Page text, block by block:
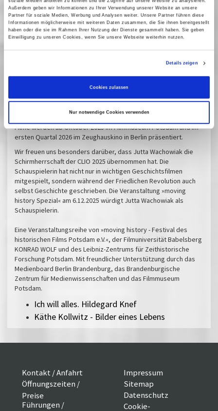
Außerdem geben wir Informationen zu Ihrer Verwendung unserer Website an unsere
Partner für soziale Medien, Werbung und Analysen weiter. Unsere Partner führen diese
Informationen möglicherweise mit weiteren Daten zusammen, die Sie ihnen bereitgestellt
haben oder die sie im Rahmen Ihrer Nutzung der Dienste gesammelt haben. Sie geben
Einwilligung zu unseren Cookies, wenn Sie unsere Webseite weiterhin nutzen.
Details zeigen
Cookies zulassen
Nur notwendige Cookies verwenden
Moving History - Festival des
historischen Films Potsdam
Zum achten Mal vergibt der Verein »moving history - Festival des
historischen Films Potsdam« die CLIO für einen aktuellen Film,
der sich auf besonders gelungene Weise mit einem historischen
Thema befasst.
ist Stifterin des mit 5.000 dotierten Preises. Die nominierten
Filme werden ab Oktober 2025 im Filmmuseum Potsdam und im
ersten Quartal 2026 im Zeughauskino in Berlin präsentiert.
Wir freuen uns besonders darüber, dass Jutta Wachowiak die
Schirmherrschaft der CLIO 2025 übernommen hat. Die
Schauspielerin hat nicht nur in wichtigen Geschichtsfilmen
mitgespielt, sondern während der Friedlichen Revolution auch
selbst Geschichte geschrieben. Die Veranstaltung »moving
history Spezial« am 6.12.2025 würdigt Jutta Wachowiak als
Schauspielerin.
Eine Veranstaltungsreihe von »moving history - Festival des
historischen Films Potsdam e.V.«, der Filmuniversität Babelsberg
KONRAD WOLF und des Leibniz-Zentrums für Zeithistorische
Forschung Potsdam. Mit freundlicher Unterstützung durch das
Medienboard Berlin Brandenburg, das Brandenburgische
Zentrum für Medienwissenschaften und das Filmmuseum
Potsdam.
Ich will alles. Hildegard Knef
Käthe Kollwitz - Bilder eines Lebens
Kontakt / Anfahrt
Öffnungszeiten /
Preise
Führungen /
Impressum
Sitemap
Datenschutz
Cookie-